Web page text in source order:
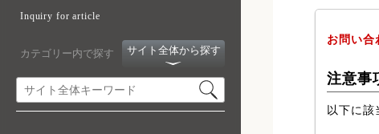
Inquiry for article
カテゴリー内で探す サイト全体から探す
お問い合
注意事
以下に該